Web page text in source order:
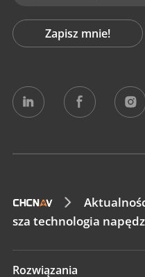
Zapisz mnie!
sza technologia
Rozwiązania